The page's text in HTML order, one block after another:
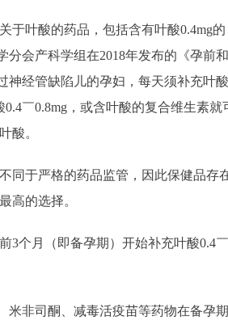
叶酸的药品，包括含有叶酸0.4mg的
会产科学组在2018年发布的《孕前
经管缺陷儿的孕妇，每天须补充叶
￣0.8mg，或含叶酸的复合维生素
酸。
于严格的药品监管，因此保健品存
高的选择。
月（即备孕期）开始补充叶酸0.4
司酮、减毒活疫苗等药物在备孕